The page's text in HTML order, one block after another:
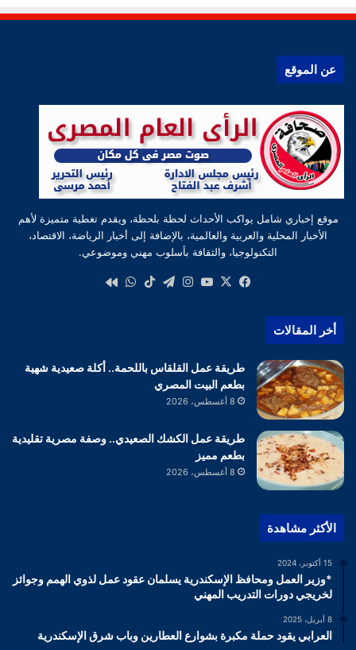
عن الموقع
موقع إخباري شامل يواكب الأحداث لحظة بلحظة، ويقدم تغطية متميزة لأهم
الأخبار المحلية والعربية والعالمية، بالإضافة إلى أخبار الرياضة، الاقتصاد،
التكنولوجيا، والثقافة بأسلوب مهني وموضوعي.
فيسبوك
‫X
‫YouTube
انستقرام
تيلقرام‫TikTokواتساب
أخر المقالات
طريقة عمل القلقاس باللحمة.. أكلة صعيدية شهية
بطعم البيت المصري
8 أغسطس، 2026
طريقة عمل الكشك الصعيدي.. وصفة مصرية تقليدية
بطعم مميز
8 أغسطس، 2026
الأكثر مشاهدة
15 أكتوبر، 2024
*وزير العمل ومحافظ الإسكندرية يسلمان عقود عمل لذوي الهمم وجوائز
لخريجي دورات التدريب المهني
8 أبريل، 2025
العرابي يقود حملة مكبرة بشوارع العطارين وباب شرق الإسكندرية